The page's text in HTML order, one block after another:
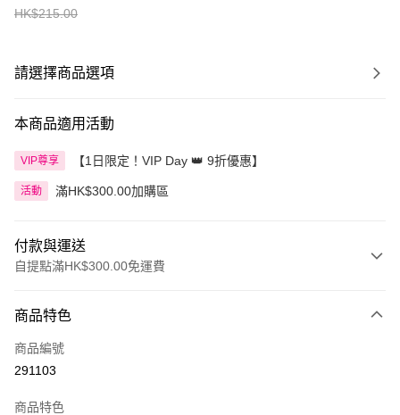
HK$215.00
請選擇商品選項
本商品適用活動
VIP尊享 【1日限定！VIP Day 👑 9折優惠】
活動 滿HK$300.00加購區
付款與運送
自提點滿HK$300.00免運費
信用卡
Apple Pay
商品特色
商品編號
291103
商品特色